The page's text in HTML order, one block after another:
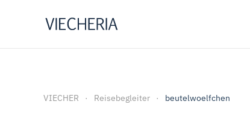
VIECHER Reisebegleiter beutelwoelfchen